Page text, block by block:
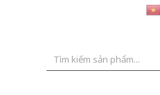
Tìm